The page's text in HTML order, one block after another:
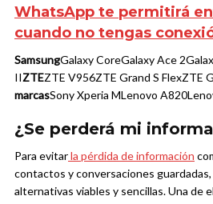
WhatsApp te permitirá
cuando no tengas
SamsungGalaxy CoreGalaxy Ace 2
IIZTEZTE V956ZTE Grand S FlexZTE
marcasSony Xperia MLenovo A820
¿Se perderá mi
Para evitarla pérdida de información
contactos y conversaciones
alternativas viables y sencillas. Una de